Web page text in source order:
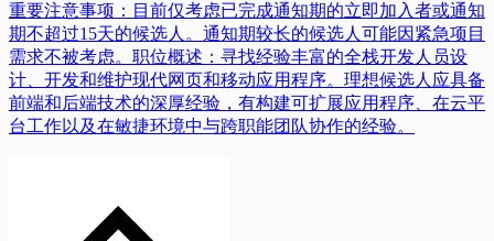
重要注意事项：目前仅考虑已完成通知期的立即加入者或通知
期不超过15天的候选人。通知期较长的候选人可能因紧急项目
需求不被考虑。职位概述：寻找经验丰富的全栈开发人员设
计、开发和维护现代网页和移动应用程序。理想候选人应具备
前端和后端技术的深厚经验，有构建可扩展应用程序、在云平
台工作以及在敏捷环境中与跨职能团队协作的经验。